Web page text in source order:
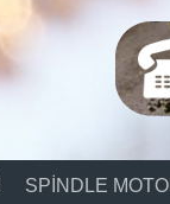
SPINDLE